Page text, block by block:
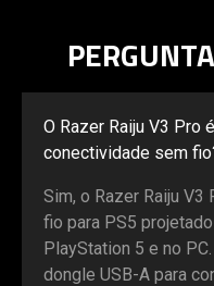
O Razer Raiju V3 Pro
conectividade sem
Sim, o Razer Raiju
fio para PS5
PlayStation 5 e no
dongle USB-A para